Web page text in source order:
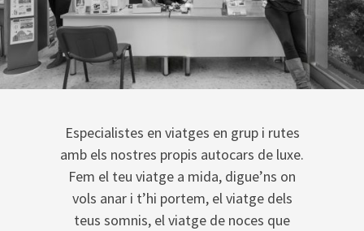
Especialistes en viatges en grup i rutes
amb els nostres propis autocars de luxe.
Fem el teu viatge a mida, digue’ns on
vols anar i t’hi portem, el viatge dels
teus somnis, el viatge de noces que